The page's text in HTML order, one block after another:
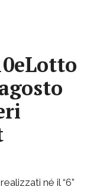
né il “6”